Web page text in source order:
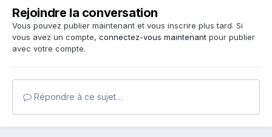
Rejoindre la conversation
Vous pouvez publier maintenant et vous inscrire plus tard. Si
vous avez un compte, connectez-vous maintenant pour publier
avec votre compte.
Répondre à ce sujet…